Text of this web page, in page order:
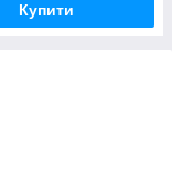
Купити